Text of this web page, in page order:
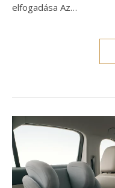
elfogadása Az…